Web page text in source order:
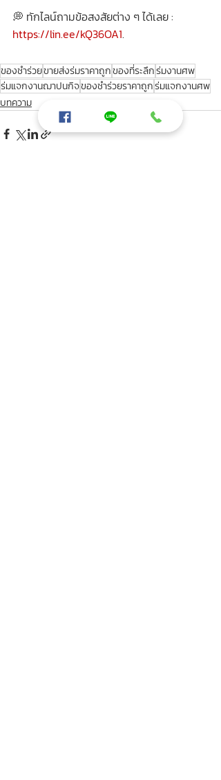
💭 ทักไลน์ถามข้อสงสัยต่าง ๆ ได้เลย :
https://lin.ee/kQ36OA1.
ของชำร่วยขายส่งร่มราคาถูกของที่ระลึกร่มงานศพ
ร่มแจกงานฌาปนกิจของชำร่วยราคาถูกร่มแจกงานศพ
บทความ